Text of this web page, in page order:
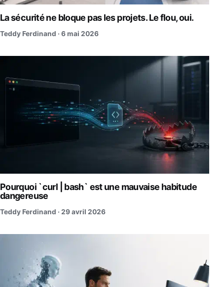
La sécurité ne bloque pas les projets. Le flou, oui.
Teddy Ferdinand · 6 mai 2026
Pourquoi `curl | bash` est une mauvaise habitude
dangereuse
Teddy Ferdinand · 29 avril 2026